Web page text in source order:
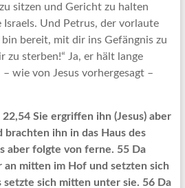
sitzen und Gericht zu halten
Und Petrus, der vorlaute
bereit, mit dir ins Gefängnis zu
zu sterben!“ Ja, er hält lange
wie von Jesus vorhergesagt –
22,54 Sie ergriffen ihn (Jesus) aber
ihn in das Haus des
aber folgte von ferne. 55 Da
an mitten im Hof und setzten sich
setzte sich mitten unter sie. 56 Da